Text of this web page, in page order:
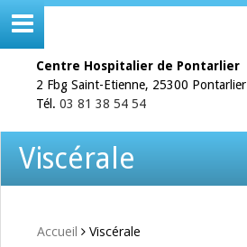
Centre Hospitalier de Pontarlier
2 Fbg Saint-Etienne, 25300 Pontarlier
Tél. 03 81 38 54 54
Viscérale
Accueil Viscérale